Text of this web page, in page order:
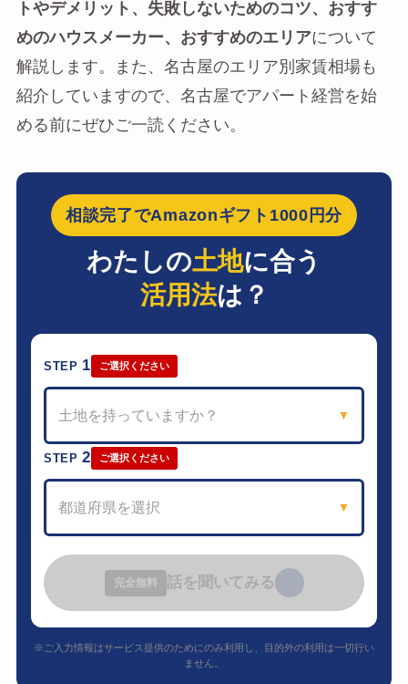
トやデメリット、失敗しないためのコツ、おすす
めのハウスメーカー、おすすめのエリアについて
解説します。また、名古屋のエリア別家賃相場も
紹介していますので、名古屋でアパート経営を始
める前にぜひご一読ください。
相談完了でAmazonギフト1000円分
わたしの土地に合う
活用法は？
STEP 1 ご選択ください
土地を持っていますか？ ▼
STEP2 ご選択ください
都道府県を選択 ▼
完全無料 話を聞いてみる
※ご入力情報はサービス提供のためにのみ利用し、目的外の利用は一切行い
ません。